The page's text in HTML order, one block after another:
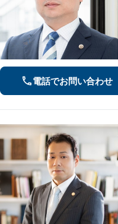
電話でお問い合わせ